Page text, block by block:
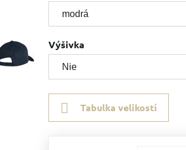
Výšivka
Tabulka velikostí